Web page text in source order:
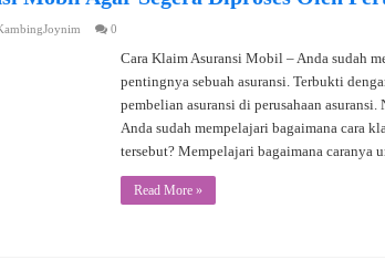
0
Cara Klaim Asuransi Mobil – Anda sudah
pentingnya sebuah asuransi. Terbukti
pembelian asuransi di perusahaan asuransi.
Anda sudah mempelajari bagaimana cara
tersebut? Mempelajari bagaimana caranya
Read More »